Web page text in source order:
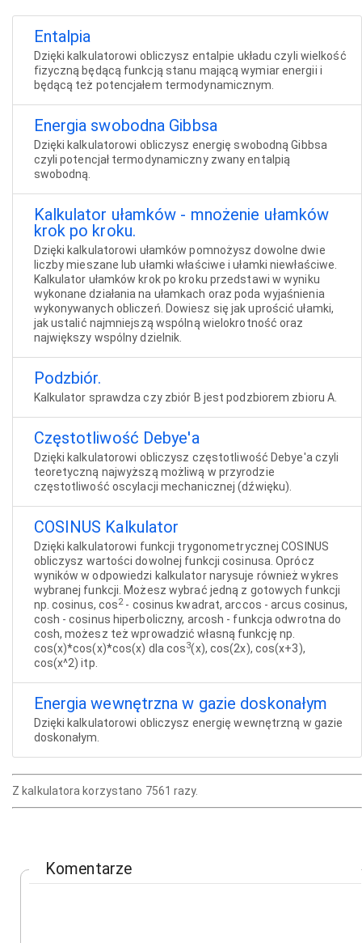
Entalpia
Dzięki kalkulatorowi obliczysz entalpie układu czyli wielkość
fizyczną będącą funkcją stanu mającą wymiar energii i
będącą też potencjałem termodynamicznym.
Energia swobodna Gibbsa
Dzięki kalkulatorowi obliczysz energię swobodną Gibbsa
czyli potencjał termodynamiczny zwany entalpią
swobodną.
Kalkulator ułamków - mnożenie ułamków
krok po kroku.
Dzięki kalkulatorowi ułamków pomnożysz dowolne dwie
liczby mieszane lub ułamki właściwe i ułamki niewłaściwe.
Kalkulator ułamków krok po kroku przedstawi w wyniku
wykonane działania na ułamkach oraz poda wyjaśnienia
wykonywanych obliczeń. Dowiesz się jak uprościć ułamki,
jak ustalić najmniejszą wspólną wielokrotność oraz
największy wspólny dzielnik.
Podzbiór.
Kalkulator sprawdza czy zbiór B jest podzbiorem zbioru A.
Częstotliwość Debye'a
Dzięki kalkulatorowi obliczysz częstotliwość Debye'a czyli
teoretyczną najwyższą możliwą w przyrodzie
częstotliwość oscylacji mechanicznej (dźwięku).
COSINUS Kalkulator
Dzięki kalkulatorowi funkcji trygonometrycznej COSINUS
obliczysz wartości dowolnej funkcji cosinusa. Oprócz
wyników w odpowiedzi kalkulator narysuje również wykres
wybranej funkcji. Możesz wybrać jedną z gotowych funkcji
np. cosinus, cos2- cosinus kwadrat, arccos - arcus cosinus,
cosh - cosinus hiperboliczny, arcosh - funkcja odwrotna do
cosh, możesz też wprowadzić własną funkcję np.
cos(x)*cos(x)*cos(x) dla cos3(x), cos(2x), cos(x+3),
cos(x^2) itp.
Energia wewnętrzna w gazie doskonałym
Dzięki kalkulatorowi obliczysz energię wewnętrzną w gazie
doskonałym.
Z kalkulatora korzystano 7561 razy.
Komentarze